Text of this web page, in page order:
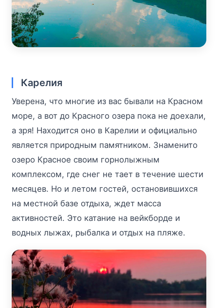
Карелия
Уверена, что многие из вас бывали на Красном
море, а вот до Красного озера пока не доехали,
а зря! Находится оно в Карелии и официально
является природным памятником. Знаменито
озеро Красное своим горнолыжным
комплексом, где снег не тает в течение шести
месяцев. Но и летом гостей, остановившихся
на местной базе отдыха, ждет масса
активностей. Это катание на вейкборде и
водных лыжах, рыбалка и отдых на пляже.